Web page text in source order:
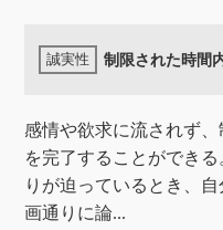
制限された時間
感情や欲求に流されず
を完了することができ
りが迫っているとき、
画通りに論...